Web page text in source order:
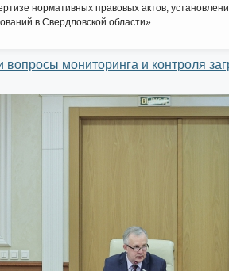
нормативных правовых актов,
в Свердловской области»
вопросы мониторинга и контроля